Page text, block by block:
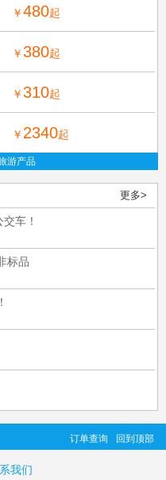
￥480起
￥380起
￥310起
￥ 2340起
游产品
更多>
车！
标品
回到顶部
订单查询
我们